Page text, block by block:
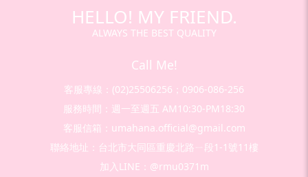
HELLO! MY FRIEND.
ALWAYS THE BEST QUALITY
Call Me!
客服專線：(02)25506256；0906-086-256
服務時間：週一至週五 AM10:30-PM18:30
客服信箱：umahana.official@gmail.com
聯絡地址：台北市大同區重慶北路ㄧ段1-1號11樓
加入LINE：@rmu0371m